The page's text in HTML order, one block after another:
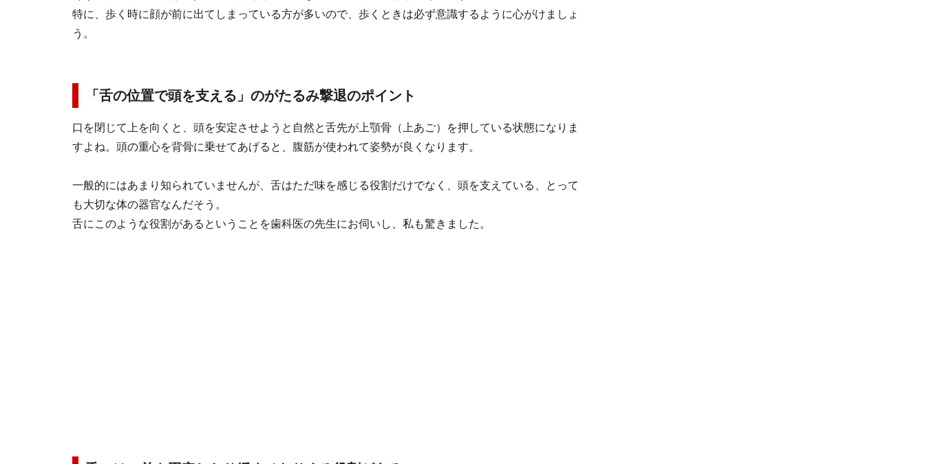
特に、歩く時に顔が前に出てしまっている方が多いので、歩くときは必ず意識するように心がけましょ
う。
「舌の位置で頭を支える」のがたるみ撃退のポイント
口を閉じて上を向くと、頭を安定させようと自然と舌先が上顎骨（上あご）を押している状態になりま
すよね。頭の重心を背骨に乗せてあげると、腹筋が使われて姿勢が良くなります。
一般的にはあまり知られていませんが、舌はただ味を感じる役割だけでなく、頭を支えている、とって
も大切な体の器官なんだそう。
舌にこのような役割があるということを歯科医の先生にお伺いし、私も驚きました。